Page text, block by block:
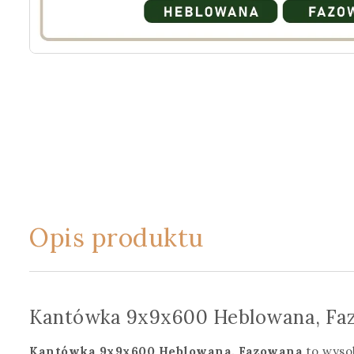
Opis produktu
Kantówka 9x9x600 Heblowana,